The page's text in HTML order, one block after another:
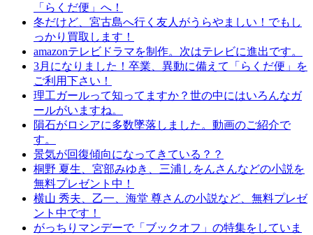
「らくだ便」へ！
冬だけど、宮古島へ行く友人がうらやましい！でもし
っかり買取します！
amazonテレビドラマを制作。次はテレビに進出です。
3月になりました！卒業、異動に備えて「らくだ便」を
ご利用下さい！
理工ガールって知ってますか？世の中にはいろんなガ
ールがいますね。
隕石がロシアに多数墜落しました。動画のご紹介で
す。
景気が回復傾向になってきている？？
桐野 夏生、宮部みゆき、三浦しをんさんなどの小説を
無料プレゼント中！
横山 秀夫、乙一、海堂 尊さんの小説など、無料プレゼ
ント中です！
がっちりマンデーで「ブックオフ」の特集をしていま